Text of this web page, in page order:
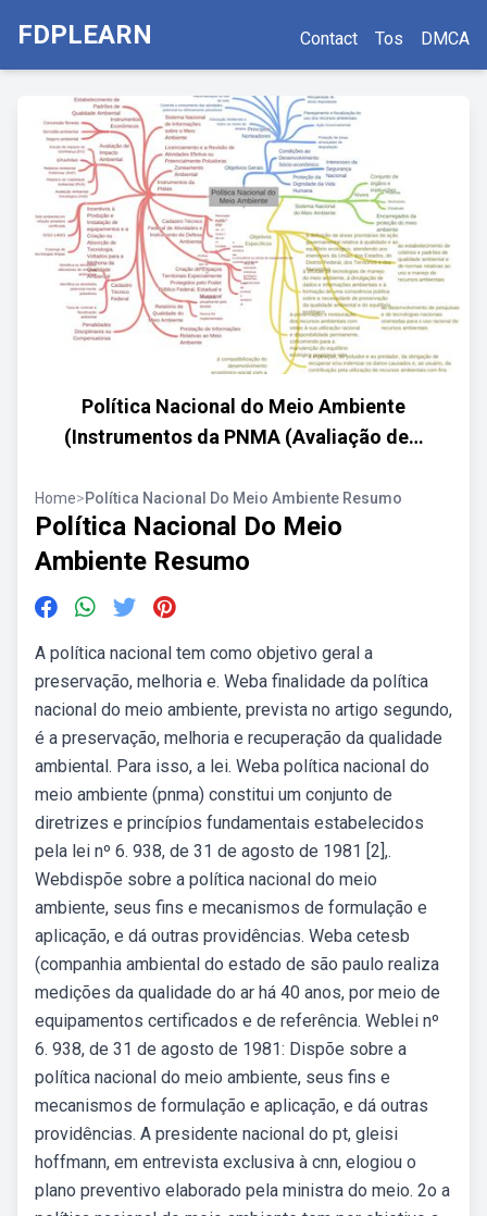
FDPLEARN Contact Tos DMCA
Política Nacional do Meio Ambiente
(Instrumentos da PNMA (Avaliação de…
Home>Política Nacional Do Meio Ambiente Resumo
Política Nacional Do Meio
Ambiente Resumo
A política nacional tem como objetivo geral a
preservação, melhoria e. Weba finalidade da política
nacional do meio ambiente, prevista no artigo segundo,
é a preservação, melhoria e recuperação da qualidade
ambiental. Para isso, a lei. Weba política nacional do
meio ambiente (pnma) constitui um conjunto de
diretrizes e princípios fundamentais estabelecidos
pela lei nº 6. 938, de 31 de agosto de 1981 [2],.
Webdispõe sobre a política nacional do meio
ambiente, seus fins e mecanismos de formulação e
aplicação, e dá outras providências. Weba cetesb
(companhia ambiental do estado de são paulo realiza
medições da qualidade do ar há 40 anos, por meio de
equipamentos certificados e de referência. Weblei nº
6. 938, de 31 de agosto de 1981: Dispõe sobre a
política nacional do meio ambiente, seus fins e
mecanismos de formulação e aplicação, e dá outras
providências. A presidente nacional do pt, gleisi
hoffmann, em entrevista exclusiva à cnn, elogiou o
plano preventivo elaborado pela ministra do meio. 2o a